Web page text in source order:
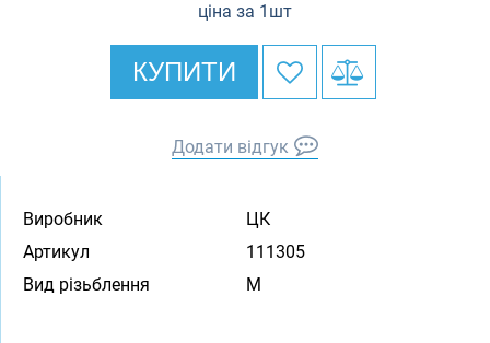
ціна за 1шт
КУПИТИ
Додати відгук
Виробник
ЦК
Артикул
111305
Вид різьблення
M